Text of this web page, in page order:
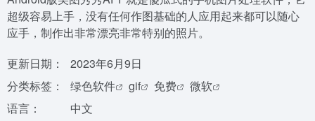
超级容易上手，没有任何作图基础的人应用起来都可以随心
应手，制作出非常漂亮非常特别的照片。
更新日期：
2023年6月9日
分类标签：
绿色软件 gif 免费
微软
语言：
中文